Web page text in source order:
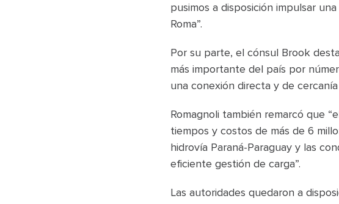
pusimos a disposición impulsar
Roma”.
Por su parte, el cónsul Brook
más importante del país por
una conexión directa y de
Romagnoli también remarcó que
tiempos y costos de más de 6
hidrovía Paraná-Paraguay y las
eficiente gestión de carga”.
Las autoridades quedaron a